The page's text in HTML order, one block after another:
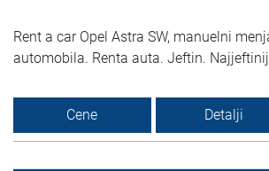
Rent a car Opel Astra SW, manuelni
automobila. Renta auta. Jeftin.
Cene Detalji